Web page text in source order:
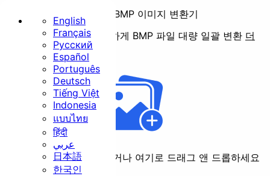
크기 조절 자르기 회
전문가용 BMP 이미지 변환기
사용 중인 기기에서 안전하게 BMP 파일 대량 일괄 변환 더
많은 포맷 보기 ➡️
클릭하여 파일을 선택하거나 여기로 드래그 앤 드롭하세요
English
Français
Русский
Español
Português
Deutsch
Tiếng Việt
Indonesia
แบบไทย
हिंदी
عربي
日本語
한국인